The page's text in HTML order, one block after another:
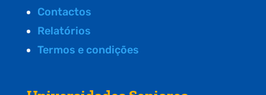
Contactos
Relatórios
Termos e condições